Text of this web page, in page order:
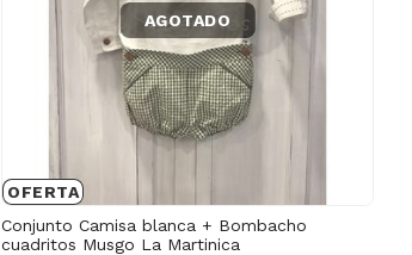
OFERTA
AGOTADO
Conjunto Camisa blanca + Bombacho
cuadritos Musgo La Martinica